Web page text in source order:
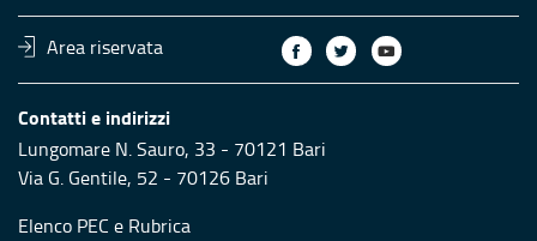
Area riservata
Contatti e indirizzi
Lungomare N. Sauro, 33 - 70121 Bari
Via G. Gentile, 52 - 70126 Bari
Elenco PEC e Rubrica